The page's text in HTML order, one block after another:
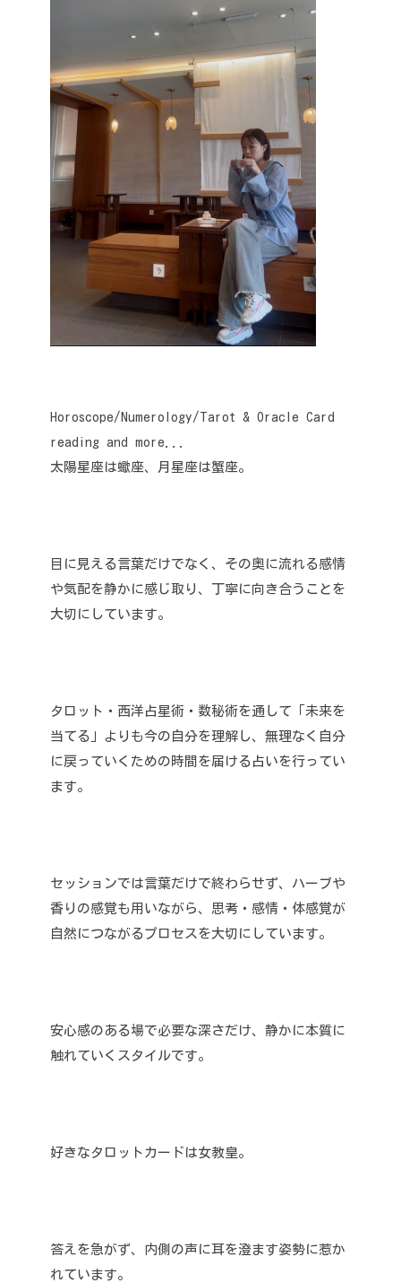
Horoscope/Numerology/Tarot & Oracle Card
reading and more...
太陽星座は蠍座、月星座は蟹座。
目に見える言葉だけでなく、その奥に流れる感情
や気配を静かに感じ取り、丁寧に向き合うことを
大切にしています。
タロット・西洋占星術・数秘術を通して「未来を
当てる」よりも今の自分を理解し、無理なく自分
に戻っていくための時間を届ける占いを行ってい
ます。
セッションでは言葉だけで終わらせず、ハーブや
香りの感覚も用いながら、思考・感情・体感覚が
自然につながるプロセスを大切にしています。
安心感のある場で必要な深さだけ、静かに本質に
触れていくスタイルです。
好きなタロットカードは女教皇。
答えを急がず、内側の声に耳を澄ます姿勢に惹か
れています。